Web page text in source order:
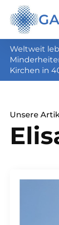
Weltweit
Kirchen in
Unsere